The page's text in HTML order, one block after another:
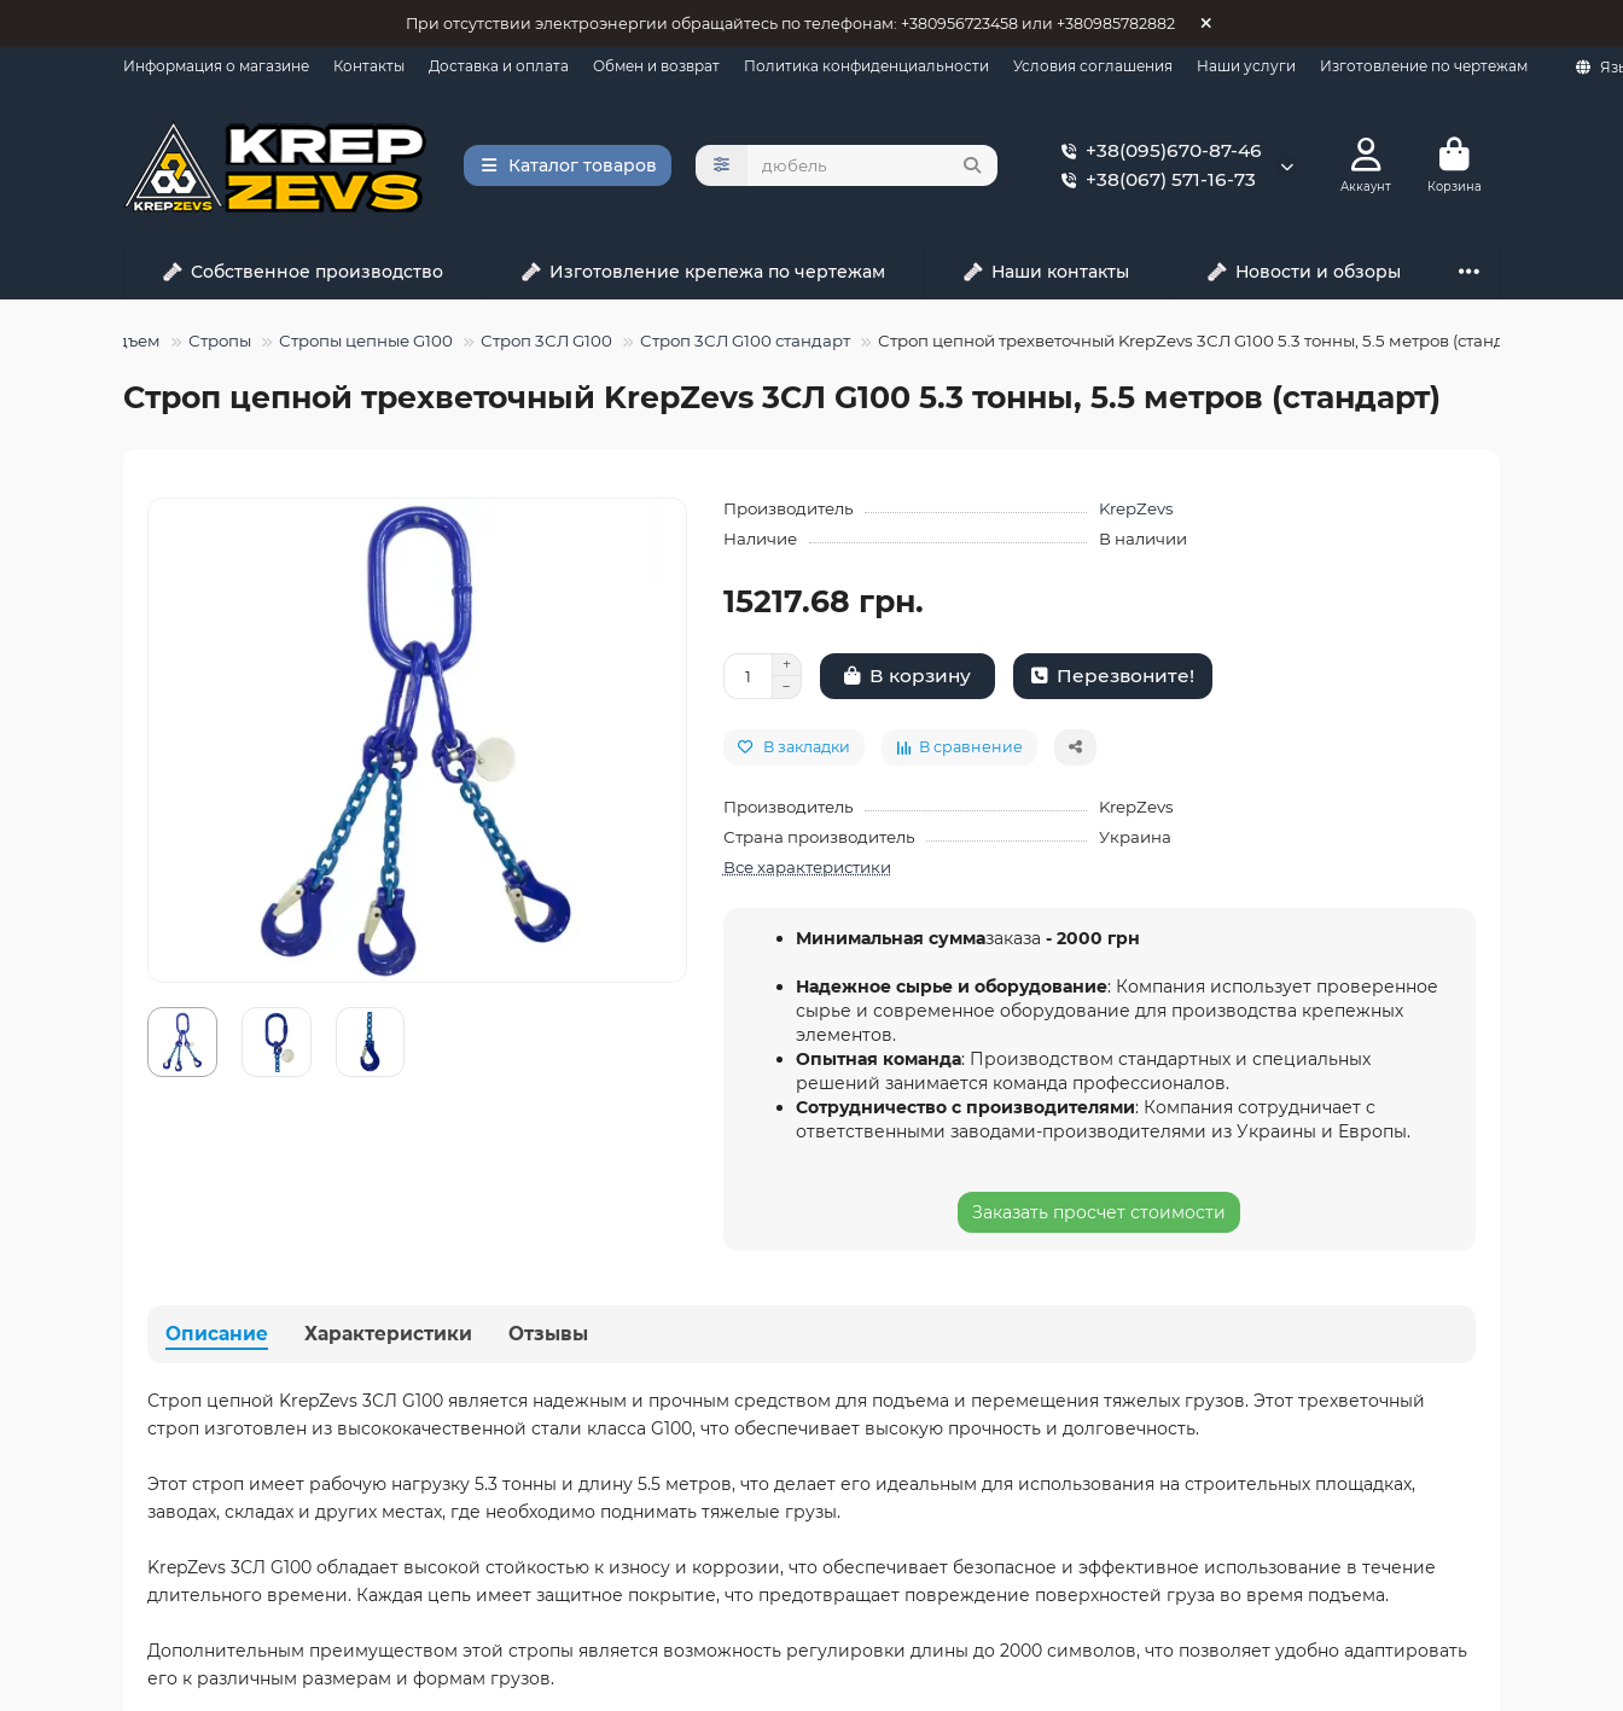
При отсутствии электроэнергии обращайтесь по телефонам: +380956723458 или +380985782882
Информация о магазине Контакты Доставка и оплата Обмен и возврат Политика конфиденциальности Условия соглашения Наши услуги Изготовление по чертежам
Каталог товаров
+38(095)670-87-46
+38(067) 571-16-73
Аккаунт Корзина
Собственное производство Изготовление крепежа по чертежам Наши контакты Новости и обзоры
Грузоподъем Стропы Стропы цепные G100 Строп 3СЛ G100 Строп 3СЛ G100 стандарт Строп цепной трехветочный KrepZevs 3СЛ G100 5.3 тонны, 5.5 метров (стандарт)
Строп цепной трехветочный KrepZevs 3СЛ G100 5.3 тонны, 5.5 метров (стандарт)
Производитель
KrepZevs
Наличие
В наличии
15217.68 грн.
В корзину Перезвоните!
В закладки В сравнение
Производитель
KrepZevs
Страна производитель
Украина
Все характеристики
Минимальная суммазаказа - 2000 грн
Надежное сырье и оборудование: Компания использует проверенное
сырье и современное оборудование для производства крепежных
элементов.
Опытная команда: Производством стандартных и специальных
решений занимается команда профессионалов.
Сотрудничество с производителями: Компания сотрудничает с
ответственными заводами-производителями из Украины и Европы.
Заказать просчет стоимости
Описание Характеристики Отзывы
Строп цепной KrepZevs 3СЛ G100 является надежным и прочным средством для подъема и перемещения тяжелых грузов. Этот трехветочный
строп изготовлен из высококачественной стали класса G100, что обеспечивает высокую прочность и долговечность.
Этот строп имеет рабочую нагрузку 5.3 тонны и длину 5.5 метров, что делает его идеальным для использования на строительных площадках,
заводах, складах и других местах, где необходимо поднимать тяжелые грузы.
KrepZevs 3СЛ G100 обладает высокой стойкостью к износу и коррозии, что обеспечивает безопасное и эффективное использование в течение
длительного времени. Каждая цепь имеет защитное покрытие, что предотвращает повреждение поверхностей груза во время подъема.
Дополнительным преимуществом этой стропы является возможность регулировки длины до 2000 символов, что позволяет удобно адаптировать
его к различным размерам и формам грузов.